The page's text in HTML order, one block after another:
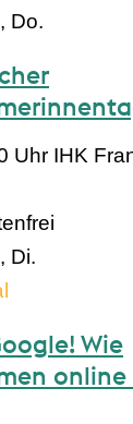
Do.
Uhr IHK
Di.
Wie